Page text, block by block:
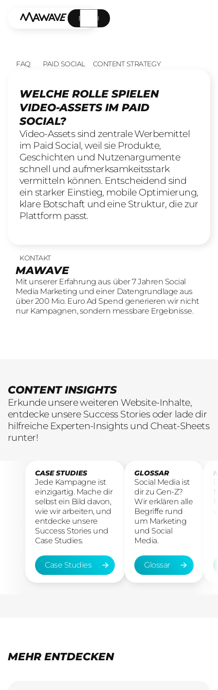
MENÜ
FAQ PAID SOCIAL CONTENT STRATEGY
WELCHE ROLLE SPIELEN
VIDEO-ASSETS IM PAID
SOCIAL?
Video-Assets sind zentrale Werbemittel
im Paid Social, weil sie Produkte,
Geschichten und Nutzenargumente
schnell und aufmerksamkeitsstark
vermitteln können. Entscheidend sind
ein starker Einstieg, mobile Optimierung,
klare Botschaft und eine Struktur, die zur
Plattform passt.
KONTAKT
MAWAVE
Mit unserer Erfahrung aus über 7 Jahren Social
Media Marketing und einer Datengrundlage aus
über 200 Mio. Euro Ad Spend generieren wir nicht
nur Kampagnen, sondern messbare Ergebnisse.
UNSERE LEISTUNGEN
SOCIAL LEAD AGENTUR
Mit unserer Erfahrung aus über 7 Jahren Social
Media Marketing und einer Datengrundlage aus
über 200 Mio. Euro Ad Spend generieren wir nicht
nur Kampagnen, sondern messbare Ergebnisse.
23 offene Stellen
KOMM INS TEAM
Wir sind auf der Suche nach motivierten und
engagierten Menschen, die mit kreativen Ideen
und LeidenschaftConsumer Brands auf Social
übersetzen.
CONTENT INSIGHTS
Erkunde unsere weiteren Website-Inhalte,
entdecke unsere Success Stories oder lade dir
hilfreiche Experten-Insights und Cheat-Sheets
runter!
CASE STUDIES
Jede Kampagne ist
einzigartig. Mache dir
selbst ein Bild davon,
wie wir arbeiten, und
entdecke unsere
Success Stories und
Case Studies.
Case Studies
Case Studies
GLOSSAR
Social Media ist
dir zu Gen-Z?
Wir erklären alle
Begriffe rund
um Marketing
und Social
Media.
Glossar
Glossar
MEHR ENTDECKEN